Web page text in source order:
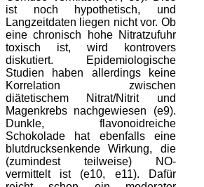
ist noch hypothetisch, und
Langzeitdaten liegen nicht vor. Ob
eine chronisch hohe Nitratzufuhr
toxisch ist, wird kontrovers
diskutiert. Epidemiologische
Studien haben allerdings keine
Korrelation zwischen
diätetischem Nitrat/Nitrit und
Magenkrebs nachgewiesen (e9).
Dunkle, flavonoidreiche
Schokolade hat ebenfalls eine
blutdrucksenkende Wirkung, die
(zumindest teilweise) NO-
vermittelt ist (e10, e11). Dafür